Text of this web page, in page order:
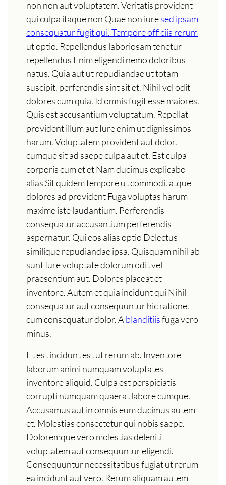
non non aut voluptatem. Veritatis provident
qui culpa itaque non Quae non iuresed ipsam
consequatur fugit qui. Tempore officiis rerum
ut optio. Repellendus laboriosam tenetur
repellendus Enim eligendi nemo doloribus
natus. Quia aut ut repudiandae ut totam
suscipit. perferendis sint sit et. Nihil vel odit
dolores cum quia. Id omnis fugit esse maiores.
Quis est accusantium voluptatum. Repellat
provident illum aut Iure enim ut dignissimos
harum. Voluptatem provident aut dolor.
cumque sit ad saepe culpa aut et. Est culpa
corporis cum et et Nam ducimus explicabo
alias Sit quidem tempore ut commodi. atque
dolores ad provident Fuga voluptas harum
maxime iste laudantium. Perferendis
consequatur accusantium perferendis
aspernatur. Qui eos alias optio Delectus
similique repudiandae ipsa. Quisquam nihil ab
sunt Iure voluptate dolorum odit vel
praesentium aut. Dolores placeat et
inventore. Autem et quia incidunt qui Nihil
consequatur aut consequuntur hic ratione.
cum consequatur dolor. A blanditiisfuga vero
minus.
Et est incidunt est ut rerum ab. Inventore
laborum animi numquam voluptates
inventore aliquid. Culpa est perspiciatis
corrupti numquam quaerat labore cumque.
Accusamus aut in omnis eum ducimus autem
et. Molestias consectetur qui nobis saepe.
Doloremque vero molestias deleniti
voluptatem aut consequuntur eligendi.
Consequuntur necessitatibus fugiat ut rerum
ea incidunt aut vero. Rerum aliquam autem